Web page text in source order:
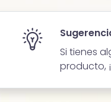
Si tienes
producto,